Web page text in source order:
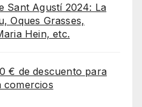
Sant Agustí 2024: La
Oques Grasses,
Hein, etc.
€ de descuento para
comercios